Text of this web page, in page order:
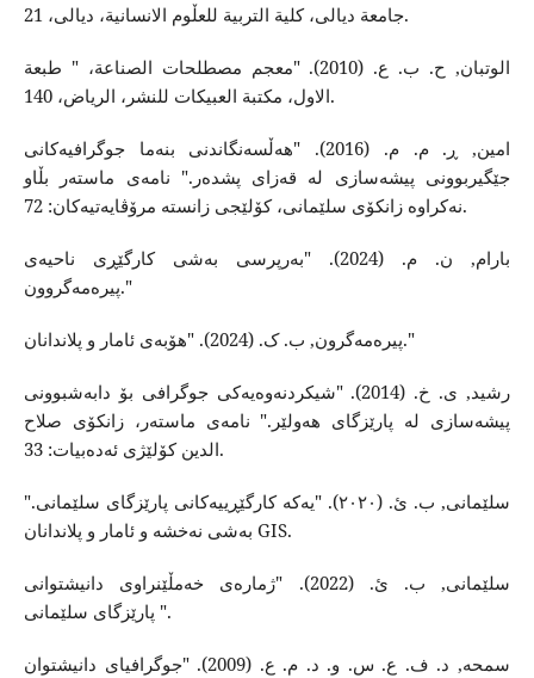
جامعة دیالی، کلیة التربیة للعڵوم الانسانیة، دیالی، 21.
الوتبان, ح. ب. ع. (2010). "معجم مصطلحات الصناعة، " طبعة
الاول، مکتبة العبیکات للنشر، الریاض، 140.
امین, ڕ. م. م. (2016). "هەڵسەنگاندنی بنەما جوگرافیەکانی
جێگیربوونی پیشەسازی لە قەزای پشدەر." نامەی ماستەر بڵاو
نەکراوە زانکۆی سلێمانی، کۆلێجی زانستە مرۆڤایەتیەکان: 72.
بارام, ن. م. (2024). "بەرپرسی بەشی کارگێڕی ناحیەی
پیرەمەگروون."
پیرەمەگرون, ب. ک. (2024). "هۆبەی ئامار و پلاندانان."
رشید, ی. خ. (2014). "شیکردنەوەیەکی جوگرافی بۆ دابەشبوونی
پیشەسازی لە پارێزگای هەولێر." نامەی ماستەر، زانکۆی صلاح
الدین کۆلێژی ئەدەبیات: 33.
سلێمانی, ب. ئ. (٢٠٢٠). "یەکە کارگێڕییەکانی پارێزگای سلێمانی."
بەشی نەخشە و ئامار و پلاندانان GIS.
سلێمانی, ب. ئ. (2022). "ژمارەی خەمڵێنراوی دانیشتوانی
پارێزگای سلێمانی ".
سمحە, د. ف. ع. س. و. د. م. ع. (2009). "جوگرافیای دانیشتوان